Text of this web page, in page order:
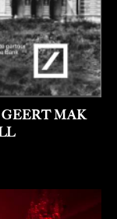
MAK